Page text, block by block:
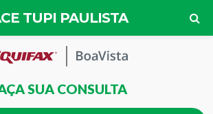
TUPI PAULISTA
SUA CONSULTA